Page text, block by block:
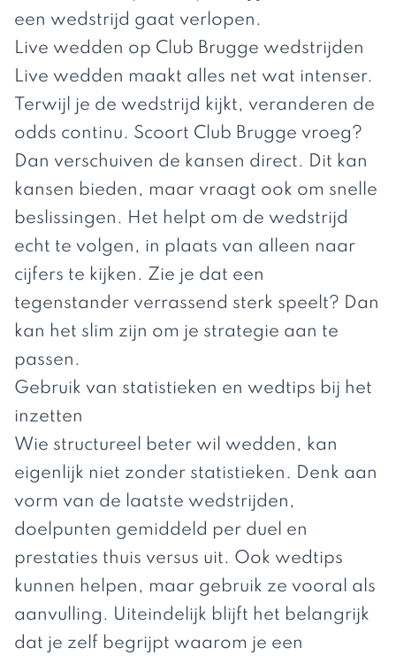
een wedstrijd gaat verlopen.
Live wedden op Club Brugge wedstrijden
Live wedden maakt alles net wat intenser.
Terwijl je de wedstrijd kijkt, veranderen de
odds continu. Scoort Club Brugge vroeg?
Dan verschuiven de kansen direct. Dit kan
kansen bieden, maar vraagt ook om snelle
beslissingen. Het helpt om de wedstrijd
echt te volgen, in plaats van alleen naar
cijfers te kijken. Zie je dat een
tegenstander verrassend sterk speelt? Dan
kan het slim zijn om je strategie aan te
passen.
Gebruik van statistieken en wedtips bij het
inzetten
Wie structureel beter wil wedden, kan
eigenlijk niet zonder statistieken. Denk aan
vorm van de laatste wedstrijden,
doelpunten gemiddeld per duel en
prestaties thuis versus uit. Ook wedtips
kunnen helpen, maar gebruik ze vooral als
aanvulling. Uiteindelijk blijft het belangrijk
dat je zelf begrijpt waarom je een